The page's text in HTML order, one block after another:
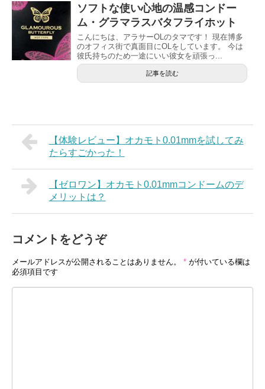
ソフトな使い心地の温感コンドー
ム・グラマラスバタフライホット
こんにちは、アラサーOLのタマです！ 現在博多
のオフィス街で真面目にOLをしています。 今は
彼氏持ちのため一途にいい彼女を頑張っ...
記事を読む
【体験レビュー】オカモト0.01mmを試してみ
たらすごかった！
【ゼロワン】オカモト0.01mmコンドームのデ
メリットは？
コメントをどうぞ
メールアドレスが公開されることはありません。 * が付いている欄は
必須項目です